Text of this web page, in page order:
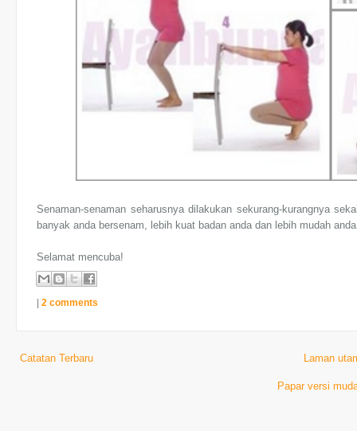
Senaman-senaman seharusnya dilakukan sekurang-kurangnya
banyak anda bersenam, lebih kuat badan anda dan lebih mudah
Selamat mencuba!
| 2 comments
Catatan Terbaru Laman
Papar versi